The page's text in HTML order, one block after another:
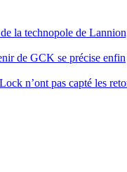
la technopole de
de GCK se précise enfin
n’ont pas capté les